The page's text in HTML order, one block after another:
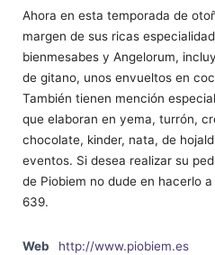
Ahora en esta temporada de
margen de sus ricas
bienmesabes y Angelorum,
de gitano, unos envueltos en
También tienen mención
que elaboran en yema, turrón,
chocolate, kinder, nata, de
eventos. Si desea realizar su
de Piobiem no dude en hacerlo
639.
Web http://www.piobiem.es